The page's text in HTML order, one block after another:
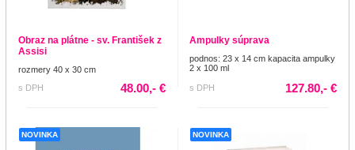
Obraz na plátne - sv. František z
Assisi
rozmery 40 x 30 cm
s DPH
48.00,- €
Ampulky súprava
podnos: 23 x 14 cm kapacita ampulky
2 x 100 ml
s DPH 127.80,- €
NOVINKA NOVINKA